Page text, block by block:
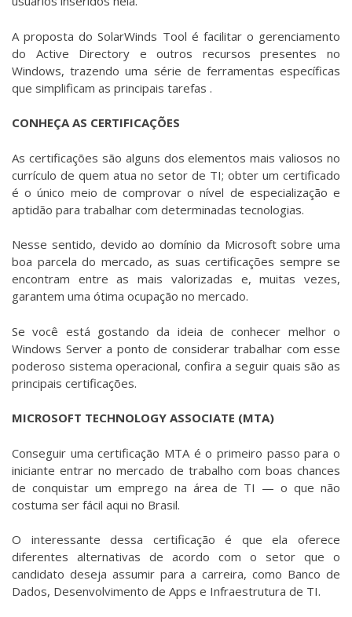
A proposta do SolarWinds Tool é facilitar o gerenciamento
do Active Directory e outros recursos presentes no
Windows, trazendo uma série de ferramentas específicas
que simplificam as principais tarefas .
CONHEÇA AS CERTIFICAÇÕES
As certificações são alguns dos elementos mais valiosos no
currículo de quem atua no setor de TI; obter um certificado
é o único meio de comprovar o nível de especialização e
aptidão para trabalhar com determinadas tecnologias.
Nesse sentido, devido ao domínio da Microsoft sobre uma
boa parcela do mercado, as suas certificações sempre se
encontram entre as mais valorizadas e, muitas vezes,
garantem uma ótima ocupação no mercado.
Se você está gostando da ideia de conhecer melhor o
Windows Server a ponto de considerar trabalhar com esse
poderoso sistema operacional, confira a seguir quais são as
principais certificações.
MICROSOFT TECHNOLOGY ASSOCIATE (MTA)
Conseguir uma certificação MTA é o primeiro passo para o
iniciante entrar no mercado de trabalho com boas chances
de conquistar um emprego na área de TI — o que não
costuma ser fácil aqui no Brasil.
O interessante dessa certificação é que ela oferece
diferentes alternativas de acordo com o setor que o
candidato deseja assumir para a carreira, como Banco de
Dados, Desenvolvimento de Apps e Infraestrutura de TI.